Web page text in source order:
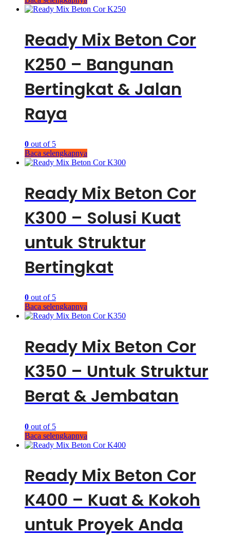
Ready Mix Beton Cor
K250 – Bangunan
Bertingkat & Jalan
Raya
0 out of 5
Baca selengkapnya
Ready Mix Beton Cor
K300 – Solusi Kuat
untuk Struktur
Bertingkat
0 out of 5
Baca selengkapnya
Ready Mix Beton Cor
K350 – Untuk Struktur
Berat & Jembatan
0 out of 5
Baca selengkapnya
Ready Mix Beton Cor
K400 – Kuat & Kokoh
untuk Proyek Anda